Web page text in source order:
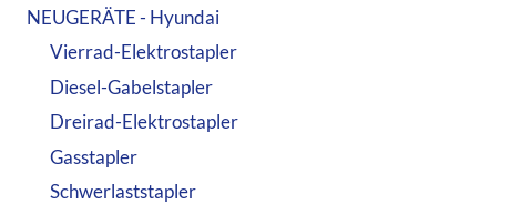
NEUGERÄTE - Hyundai
Vierrad-Elektrostapler
Diesel-Gabelstapler
Dreirad-Elektrostapler
Gasstapler
Schwerlaststapler